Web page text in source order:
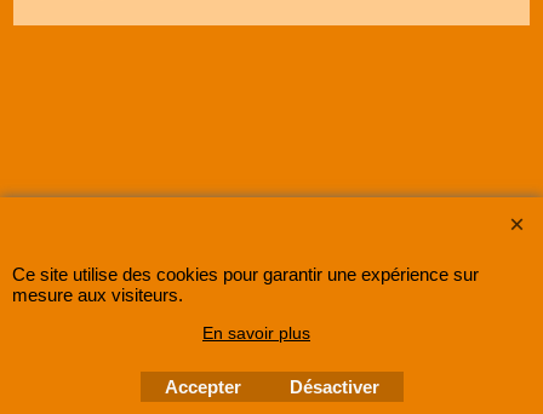
© 2005-202x SUPER8FRANCE- Tous droits réservés.
Ce site utilise des cookies pour garantir une expérience sur
mesure aux visiteurs.
En savoir plus
Accepter Désactiver